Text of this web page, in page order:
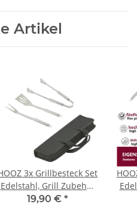
Artikel
3x Grillbesteck Set
Edelstahl, Grill Zubehör
für Barbecue, Grillkoffer
19,90 € *